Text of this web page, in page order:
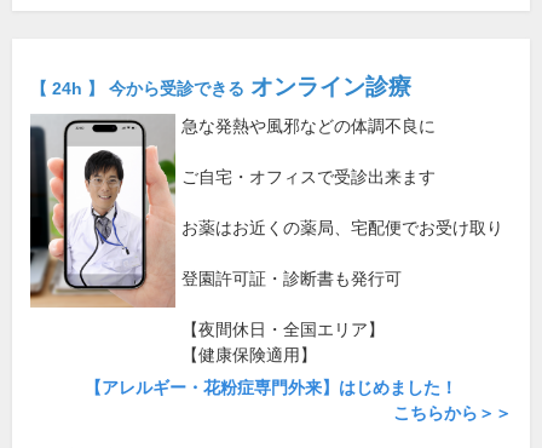
【 24h 】 今から受診できる オンライン診療
急な発熱や風邪などの体調不良に
ご自宅・オフィスで受診出来ます
お薬はお近くの薬局、宅配便でお受け取り
登園許可証・診断書も発行可
【夜間休日・全国エリア】
【健康保険適用】
【アレルギー・花粉症専門外来】はじめました！
こちらから＞＞